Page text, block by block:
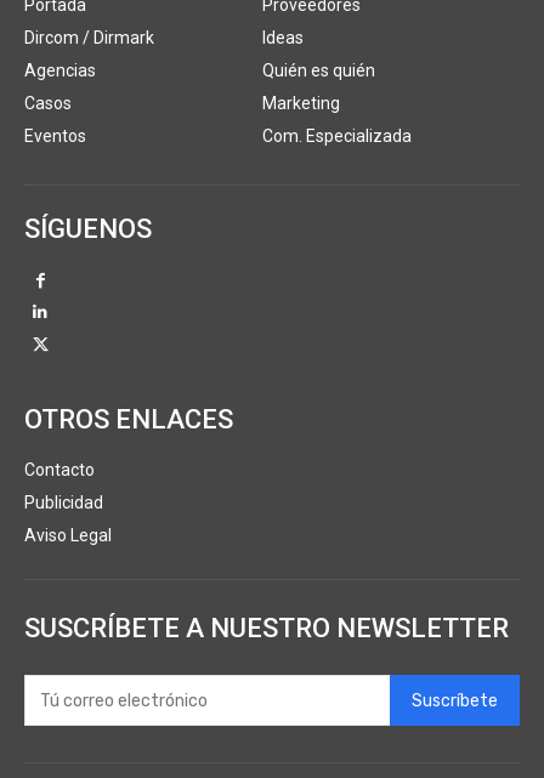
Portada
Dircom / Dirmark
Agencias
Casos
Eventos
Proveedores
Ideas
Quién es quién
Marketing
Com. Especializada
SÍGUENOS
OTROS ENLACES
Contacto
Publicidad
Aviso Legal
SUSCRÍBETE A NUESTRO NEWSLETTER
Suscríbete